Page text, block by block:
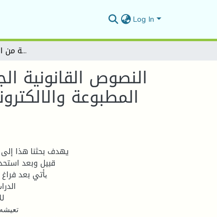
Log In
النصوص القانونية الجديدة والصحافة الالكترونية في الجزائر قانون الصحافة المطبوعة والالكترونية 23-19 والمرسوم التنفيذي 20- 332 دراسة ميدانية لعينة من الصحفيين الإلكترونيين
النصوص القانونية
يهدف بحثنا هذا إلى
ﻳﺄتي بعد